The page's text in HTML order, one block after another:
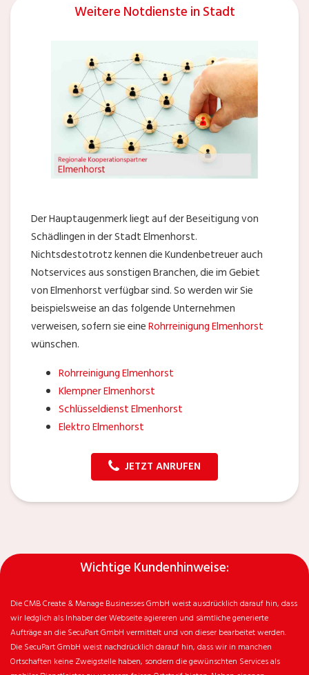
Weitere Notdienste in Stadt
Der Hauptaugenmerk liegt auf der Beseitigung von
Schädlingen in der Stadt Elmenhorst.
Nichtsdestotrotz kennen die Kundenbetreuer auch
Notservices aus sonstigen Branchen, die im Gebiet
von Elmenhorst verfügbar sind. So werden wir Sie
beispielsweise an das folgende Unternehmen
verweisen, sofern sie eineRohrreinigung Elmenhorst
wünschen.
Rohrreinigung Elmenhorst
Klempner Elmenhorst
Schlüsseldienst Elmenhorst
Elektro Elmenhorst
JETZT ANRUFEN
Wichtige Kundenhinweise:
Die CMB Create & Manage Businesses GmbH weist ausdrücklich darauf hin, dass
wir ledglich als Inhaber der Webseite agiereren und sämtliche generierte
Aufträge an die SecuPart GmbH vermittelt und von dieser bearbeitet werden.
Die SecuPart GmbH weist nachdrücklich darauf hin, dass wir in manchen
Ortschaften keine Zweigstelle haben, sondern die gewünschten Services als